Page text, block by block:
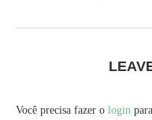
Você precisa fazer o login